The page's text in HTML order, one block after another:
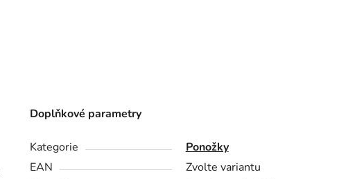
Doplňkové parametry
Kategorie
Ponožky
EAN
Zvolte variantu